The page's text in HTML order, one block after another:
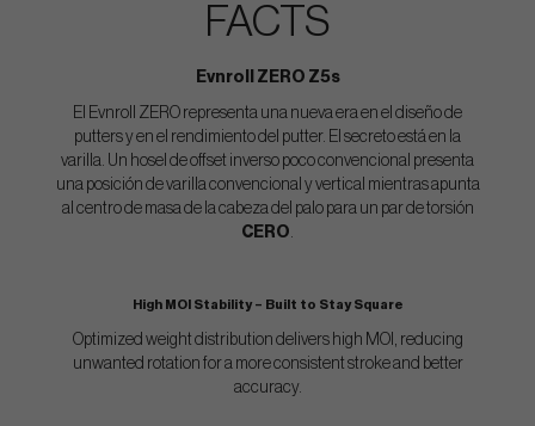
FACTS
Evnroll ZERO Z5s
El Evnroll ZERO representa una nueva era en el diseño de
putters y en el rendimiento del putter. El secreto está en la
varilla. Un hosel de offset inverso poco convencional presenta
una posición de varilla convencional y vertical mientras apunta
al centro de masa de la cabeza del palo para un par de torsión
CERO.
High MOI Stability – Built to Stay Square
Optimized weight distribution delivers high MOI, reducing
unwanted rotation for a more consistent stroke and better
accuracy.